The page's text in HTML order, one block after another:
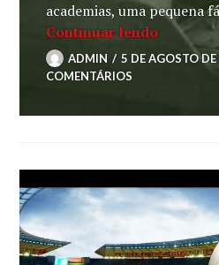
academias, uma pequena
Continuar lendo
ADMIN 5 DE AGOSTO
COMENTÁRIOS